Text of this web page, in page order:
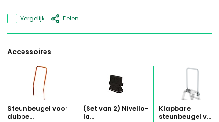
Vergelijk Delen
Accessoires
Steunbeugel voor
dubbe...
(Set van 2) Nivello-
la...
Klapbare
steunbeugel v...